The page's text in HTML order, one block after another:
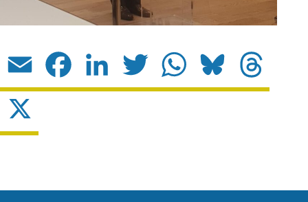
Email Facebook LinkedIn Twitter WhatsApp Bluesky